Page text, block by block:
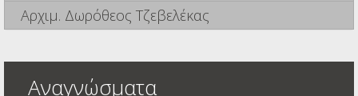
Αρχιμ. Δωρόθεος Τζεβελέκας
Αναγνώσματα